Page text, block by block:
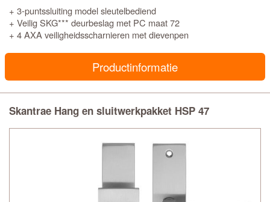
+ 3-puntssluiting model sleutelbediend
+ Veilig SKG*** deurbeslag met PC maat 72
+ 4 AXA veiligheidsscharnieren met dievenpen
Productinformatie
Skantrae Hang en sluitwerkpakket HSP 47